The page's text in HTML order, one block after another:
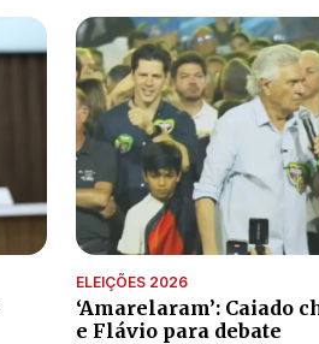
ELEIÇÕES 2026
‘Amarelaram’: Caiado
e Flávio para debate